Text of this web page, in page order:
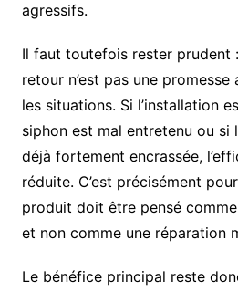
agressifs.
Il faut toutefois rester prudent
retour n’est pas une
les situations. Si l’installation
siphon est mal entretenu ou si
déjà fortement encrassée,
réduite. C’est précisément
produit doit être pensé
et non comme une réparation
Le bénéfice principal reste